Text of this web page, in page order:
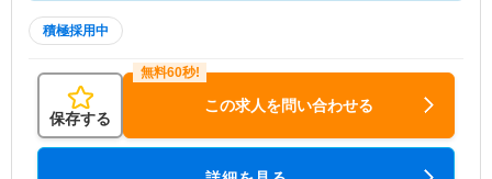
積極採用中
保存する
この求人を問い合わせる